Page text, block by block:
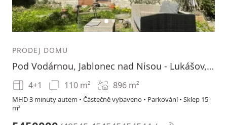
12 3
PRODEJ DOMU
Pod Vodárnou, Jablonec nad Nisou - Lukášov, Liberecký kraj
4+1 110 m² 896 m²
MHD 3 minuty autem • Částečně vybaveno • Parkování • Sklep 15
m²